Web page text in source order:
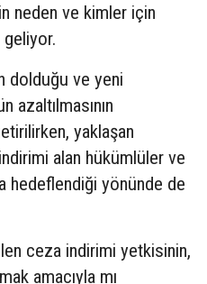
neden ve kimler için
geliyor.
dolduğu ve yeni
azaltılmasının
yaklaşan
alan hükümlüler ve
hedeflendiği yönünde de
ceza indirimi yetkisinin,
amacıyla mı